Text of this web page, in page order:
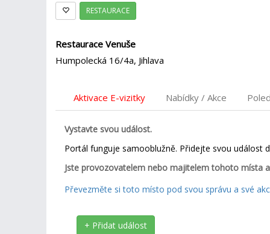
RESTAURACE
Restaurace Venuše
Humpolecká 16/4a, Jihlava
Aktivace E-vizitky Nabídky / Akce
Vystavte svou událost.
Portál funguje samooblužně. Přidejte svou událost
Jste provozovatelem nebo majitelem tohoto místa
Převezměte si toto místo pod svou správu a své
+ Přidat událost